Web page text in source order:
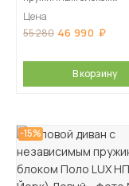
Правый
Цена
55 280 46 990
В корзину
-15%